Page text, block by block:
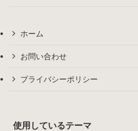
ホーム
お問い合わせ
プライバシーポリシー
使用しているテーマ